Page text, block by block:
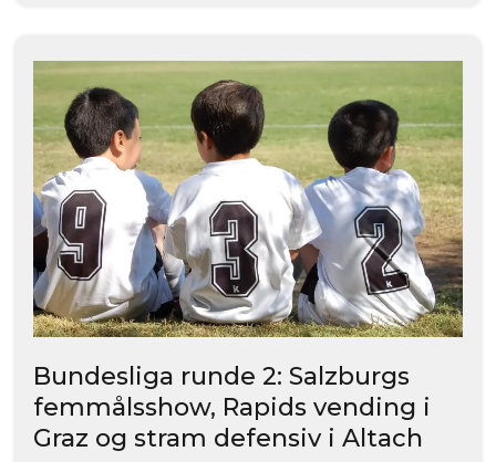
Bundesliga runde 2: Salzburgs
femmålsshow, Rapids vending i
Graz og stram defensiv i Altach